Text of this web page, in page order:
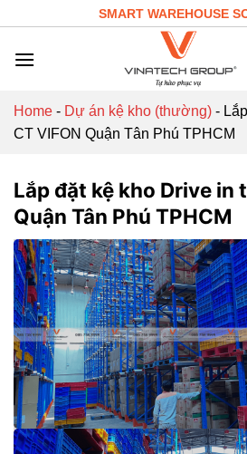
content
SMART WAREHOUSE
Home - Dự án kệ kho (thường) -
CT VIFON Quận Tân Phú TPHCM
Lắp đặt kệ kho Drive in
Quận Tân Phú TPHCM